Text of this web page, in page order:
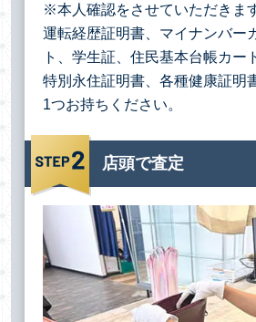
※本人確認をさせていただきま
運転経歴証明書、マイナンバー
ト、学生証、住民基本台帳カー
特別永住証明書、各種健康証明
1つお持ちください。
店頭で査定